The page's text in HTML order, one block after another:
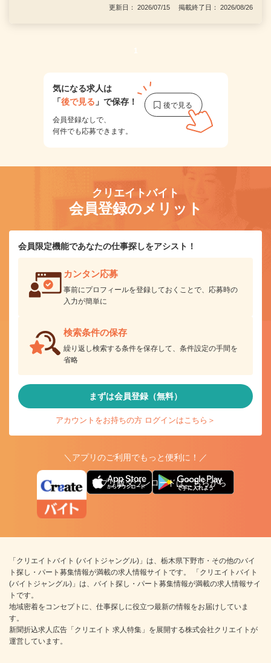
更新日： 2026/07/15 掲載終了日： 2026/08/26
1
気になる求人は
「後で見る 」で保存！
会員登録なしで、
何件でも応募できます。
クリエイトバイト
会員登録のメリット
会員限定機能であなたの仕事探しをアシスト！
カンタン応募
事前にプロフィールを登録しておくことで、応募時の
入力が簡単に
検索条件の保存
繰り返し検索する条件を保存して、条件設定の手間を
省略
まずは会員登録（無料）
アカウントをお持ちの方 ログインはこちら＞
＼アプリのご利用でもっと便利に！／
アプリ版ダウンロードはこちらから
「クリエイトバイト (バイトジャングル)」は、栃木県下野市・その他のバイ
ト探し・パート募集情報が満載の求人情報サイトです。 「クリエイトバイト
(バイトジャングル)」は、バイト探し・パート募集情報が満載の求人情報サイ
トです。
地域密着をコンセプトに、仕事探しに役立つ最新の情報をお届けしていま
す。
新聞折込求人広告「クリエイト 求人特集」を展開する株式会社クリエイトが
運営しています。